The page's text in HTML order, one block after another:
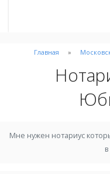
Главная
Мне нужен нотариус